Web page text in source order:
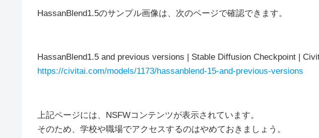
HassanBlend1.5のサンプル画像は、次のページで確認できます。
HassanBlend1.5 and previous versions | Stable Diffusion Checkpoint |
https://civitai.com/models/1173/hassanblend-15-and-previous-versions
上記ページには、NSFWコンテンツが表示されています。
そのため、学校や職場でアクセスするのはやめておきましょう。